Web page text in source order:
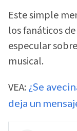
Este simple
los fanáticos
especular
musical.
VEA: ¿Se
deja un